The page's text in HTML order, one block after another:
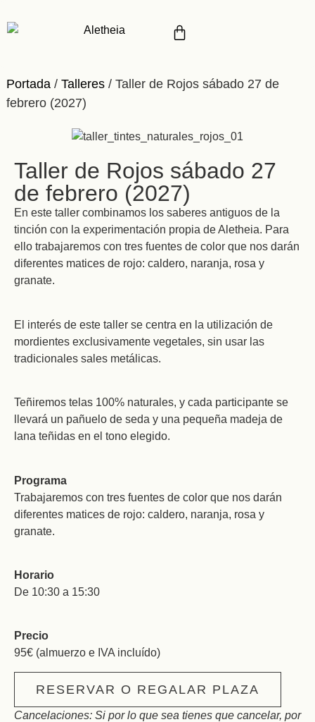
Portada/ Talleres/ Taller de Rojos sábado 27 de
febrero (2027)
Taller de Rojos sábado 27
de febrero (2027)
En este taller combinamos los saberes antiguos de la
tinción con la experimentación propia de Aletheia. Para
ello trabajaremos con tres fuentes de color que nos darán
diferentes matices de rojo: caldero, naranja, rosa y
granate.
El interés de este taller se centra en la utilización de
mordientes exclusivamente vegetales, sin usar las
tradicionales sales metálicas.
Teñiremos telas 100% naturales, y cada participante se
llevará un pañuelo de seda y una pequeña madeja de
lana teñidas en el tono elegido.
Programa
Trabajaremos con tres fuentes de color que nos darán
diferentes matices de rojo: caldero, naranja, rosa y
granate.
Horario
De 10:30 a 15:30
Precio
95€ (almuerzo e IVA incluído)
RESERVAR O REGALAR PLAZA
Cancelaciones: Si por lo que sea tienes que cancelar, por